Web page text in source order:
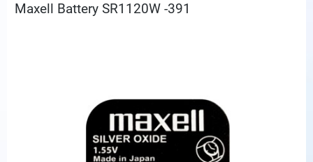
Maxell Battery SR1120W -391